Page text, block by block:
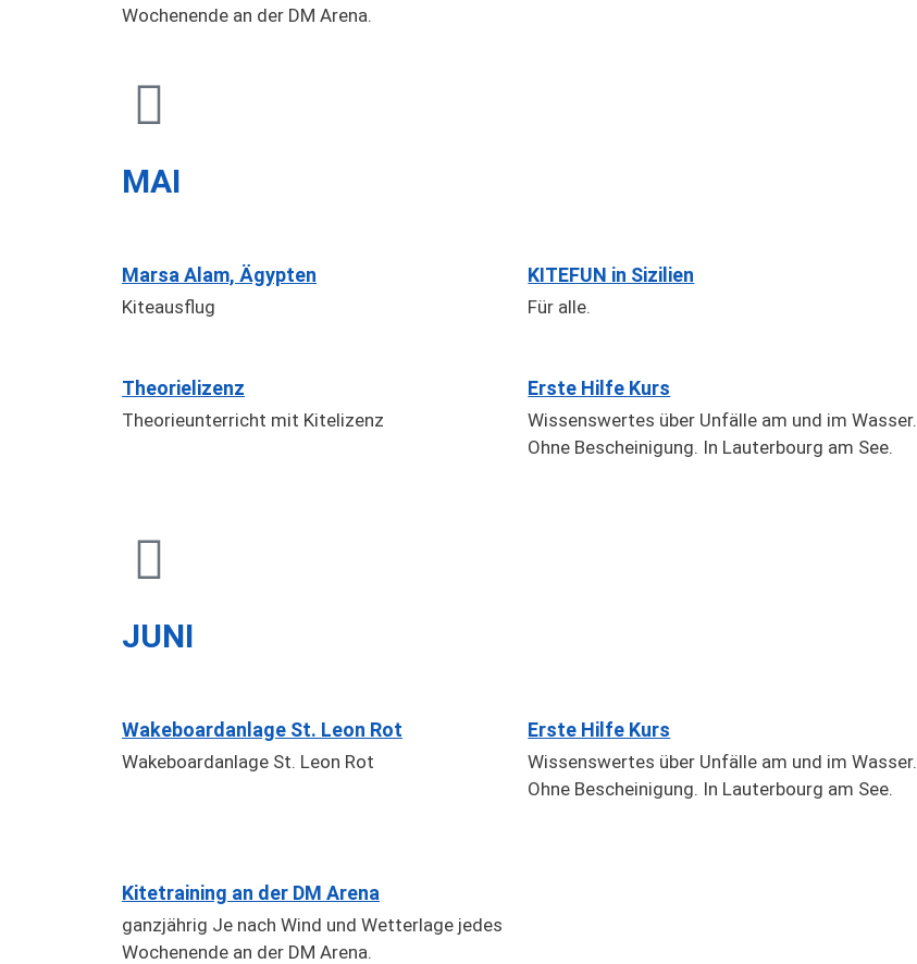
Wochenende an der DM Arena.
MAI
Marsa Alam, Ägypten
Kiteausflug
KITEFUN in Sizilien
Für alle.
Theorielizenz
Theorieunterricht mit Kitelizenz
Erste Hilfe Kurs
Wissenswertes über Unfälle am und im Wasser.
Ohne Bescheinigung. In Lauterbourg am See.
JUNI
Wakeboardanlage St. Leon Rot
Wakeboardanlage St. Leon Rot
Erste Hilfe Kurs
Wissenswertes über Unfälle am und im Wasser.
Ohne Bescheinigung. In Lauterbourg am See.
Kitetraining an der DM Arena
ganzjährig Je nach Wind und Wetterlage jedes
Wochenende an der DM Arena.